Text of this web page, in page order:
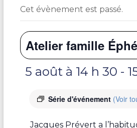
Cet évènement est passé.
Atelier famille
5 août à 14 h 30 -
Série d'événement (Voir
Jacques Prévert a